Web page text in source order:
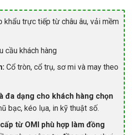
khẩu trực tiếp từ châu âu, vải mềm
cầu khách hàng
Cổ tròn, cổ trụ, sơ mi và may theo
đa dạng cho khách hàng chọn
bạc, kéo lụa, in kỹ thuật số.
từ OMI phù hợp làm đồng